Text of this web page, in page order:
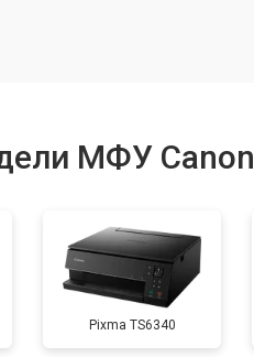
головки
МФУ Canon
Pixma TS6340